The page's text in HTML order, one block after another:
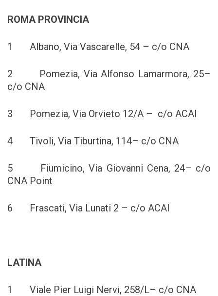
ROMA PROVINCIA
1 Albano, Via Vascarelle, 54 – c/o CNA
2 Pomezia, Via Alfonso Lamarmora, 25–
c/o CNA
3 Pomezia, Via Orvieto 12/A – c/o ACAI
4 Tivoli, Via Tiburtina, 114– c/o CNA
5 Fiumicino, Via Giovanni Cena, 24– c/o
CNA Point
6 Frascati, Via Lunati 2 – c/o ACAI
LATINA
1 Viale Pier Luigi Nervi, 258/L– c/o CNA